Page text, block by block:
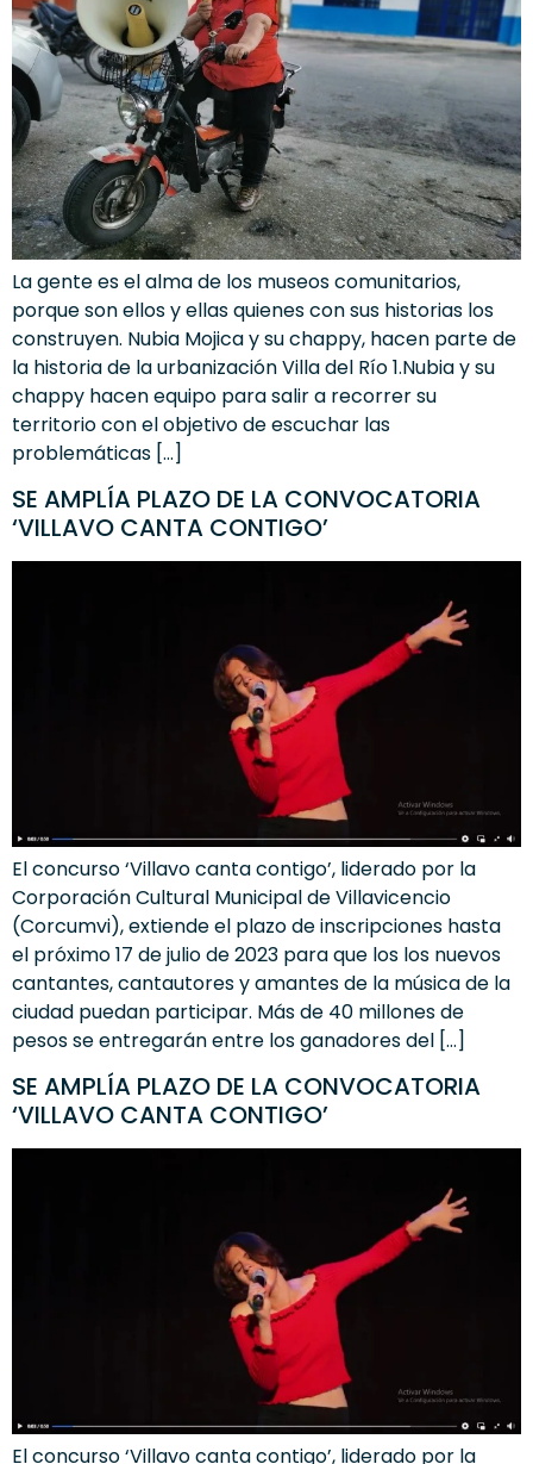
La gente es el alma de los museos comunitarios,
porque son ellos y ellas quienes con sus historias los
construyen. Nubia Mojica y su chappy, hacen parte de
la historia de la urbanización Villa del Río 1.Nubia y su
chappy hacen equipo para salir a recorrer su
territorio con el objetivo de escuchar las
problemáticas […]
SE AMPLÍA PLAZO DE LA CONVOCATORIA
‘VILLAVO CANTA CONTIGO’
El concurso ‘Villavo canta contigo’, liderado por la
Corporación Cultural Municipal de Villavicencio
(Corcumvi), extiende el plazo de inscripciones hasta
el próximo 17 de julio de 2023 para que los los nuevos
cantantes, cantautores y amantes de la música de la
ciudad puedan participar. Más de 40 millones de
pesos se entregarán entre los ganadores del […]
SE AMPLÍA PLAZO DE LA CONVOCATORIA
‘VILLAVO CANTA CONTIGO’
El concurso ‘Villavo canta contigo’, liderado por la